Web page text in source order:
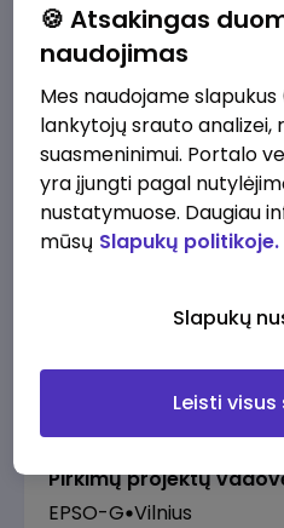
1600 - 1900 €/mėn. Prieš
prieš 11 val.
IT sprendimų
JSC Lithuanian Railways
Pirkimų projektų
EPSO-G Vilnius
🍪 Atsakingas
naudojimas
Mes naudojame
lankytojų srauto analizei,
suasmeninimui. Portalo
yra įjungti pagal
nustatymuose. Daugiau
mūsų Slapukų politikoje.
Slapukų
Leisti